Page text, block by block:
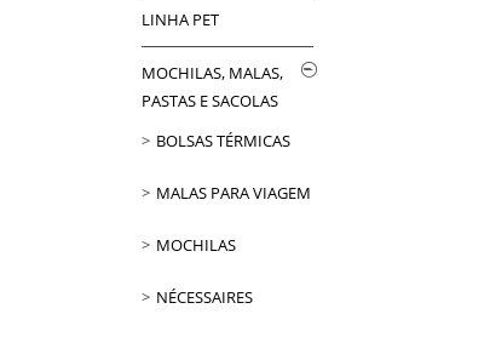
LINHA PET
MOCHILAS, MALAS,
PASTAS E SACOLAS
BOLSAS TÉRMICAS
MALAS PARA VIAGEM
MOCHILAS
NÉCESSAIRES